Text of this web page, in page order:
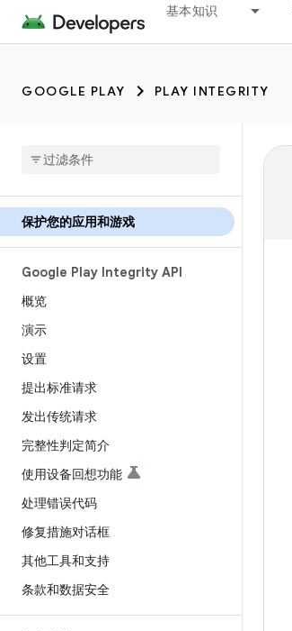
基本知识
GOOGLE PLAY PLAY INTEGRITY
保护您的应用和游戏
Google Play Integrity API
概览
演示
设置
提出标准请求
发出传统请求
完整性判定简介
使用设备回想功能
处理错误代码
修复措施对话框
其他工具和支持
条款和数据安全